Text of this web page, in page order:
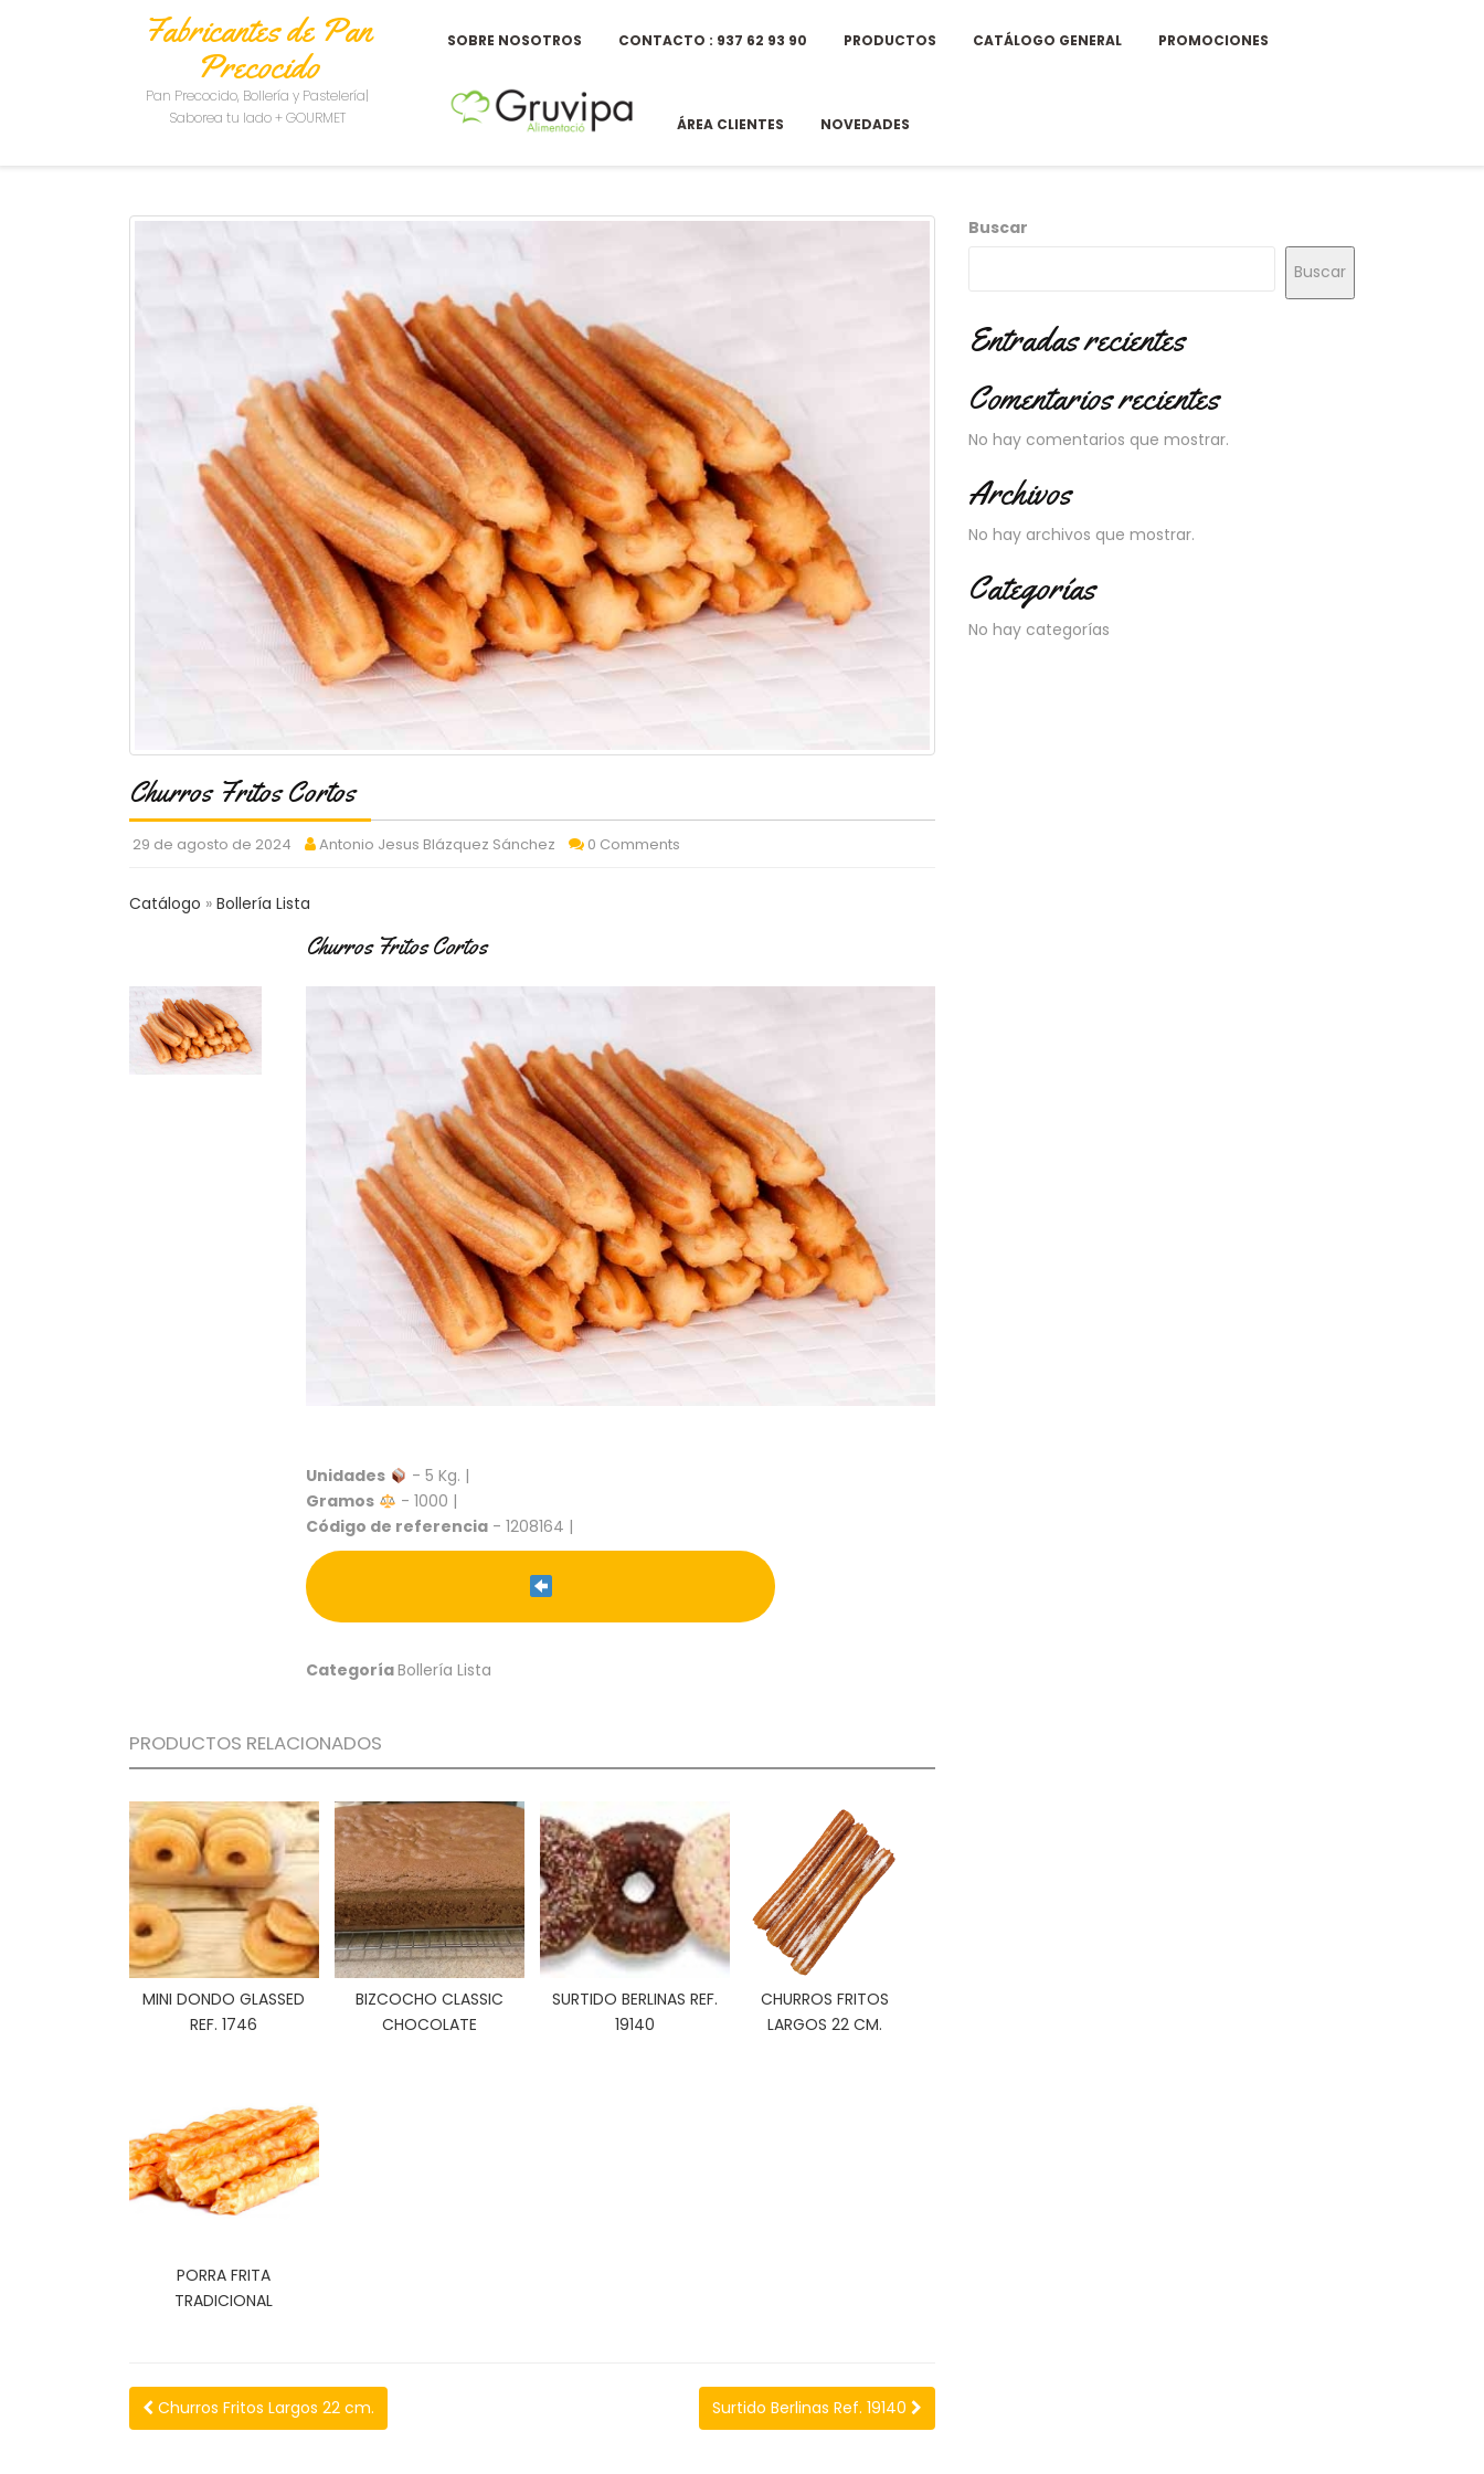
Fabricantes de Pan
Precocido
Pan Precocido, Bollería y Pastelería|
Saborea tu lado + GOURMET
SOBRE NOSOTROS CONTACTO : 937 62 93 90 PRODUCTOS CATÁLOGO GENERAL PROMOCIONES
ÁREA CLIENTES NOVEDADES
Churros Fritos Cortos
29 de agosto de 2024 Antonio Jesus Blázquez Sánchez 0 Comments
Catálogo Bollería Lista
Churros Fritos Cortos
Unidades
- 5 Kg. |
Gramos
- 1000 |
Código de referencia - 1208164 |
CategoríaBollería Lista
PRODUCTOS RELACIONADOS
MINI DONDO GLASSED
REF. 1746
BIZCOCHO CLASSIC
CHOCOLATE
SURTIDO BERLINAS REF.
19140
CHURROS FRITOS
LARGOS 22 CM.
PORRA FRITA
TRADICIONAL
Churros Fritos Largos 22 cm. Surtido Berlinas Ref. 19140
Buscar
Buscar
Entradas recientes
Comentarios recientes
No hay comentarios que mostrar.
Archivos
No hay archivos que mostrar.
Categorías
No hay categorías